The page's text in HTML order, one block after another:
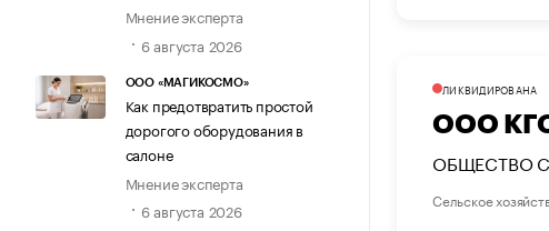
Мнение эксперта
6 августа 2026
ООО «МАГИКОСМО»
Как предотвратить простой
дорогого оборудования в
салоне
Мнение эксперта
6 августа 2026
ЛИКВИДИРОВАНА
ООО
ОБЩЕСТВО
Сельское